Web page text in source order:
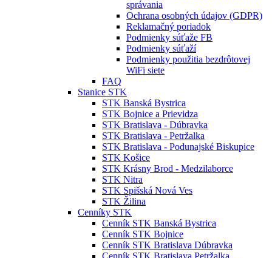
správania
Ochrana osobných údajov (GDPR)
Reklamačný poriadok
Podmienky súťaže FB
Podmienky súťaží
Podmienky použitia bezdrôtovej
WiFi siete
FAQ
Stanice STK
STK Banská Bystrica
STK Bojnice a Prievidza
STK Bratislava - Dúbravka
STK Bratislava - Petržalka
STK Bratislava - Podunajské Biskupice
STK Košice
STK Krásny Brod - Medzilaborce
STK Nitra
STK Spišská Nová Ves
STK Žilina
Cenníky STK
Cenník STK Banská Bystrica
Cenník STK Bojnice
Cenník STK Bratislava Dúbravka
Cenník STK Bratislava Petržalka